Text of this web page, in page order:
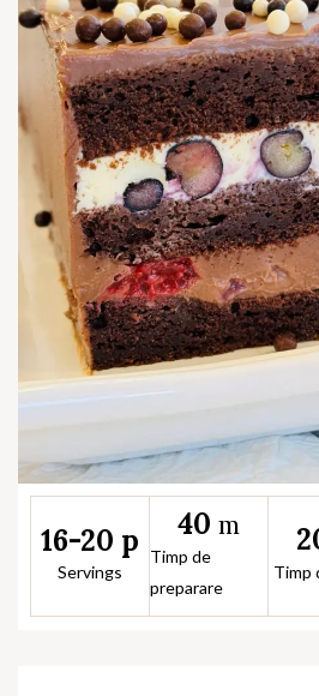
16-20 p
Servings
40 m
Timp de
preparare
Timp